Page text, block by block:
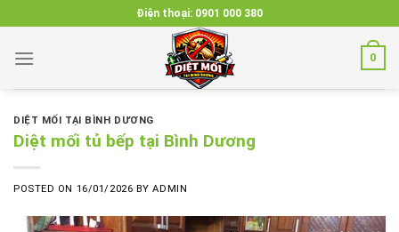
to
content
Điện thoại: 0901 000 380
0
DIỆT MỐI TẠI BÌNH DƯƠNG
Diệt mối tủ bếp tại Bình Dương
POSTED ON 16/01/2026 BYADMIN